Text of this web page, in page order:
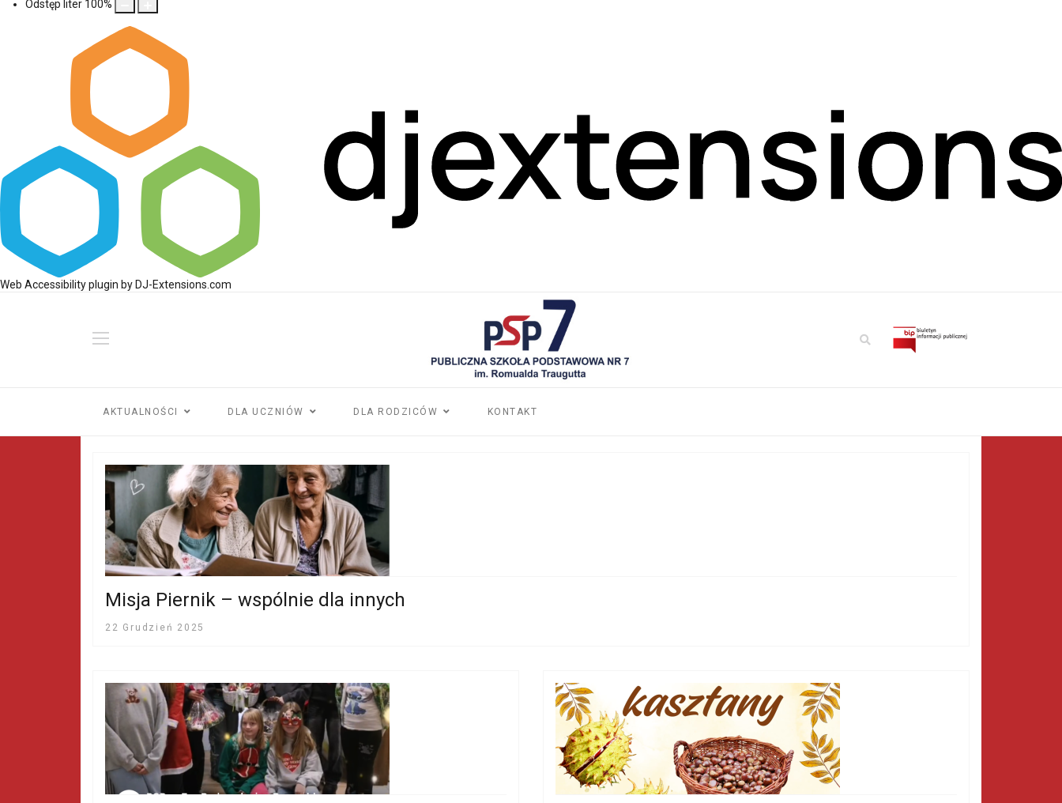
Odstęp liter 100%
Web Accessibility plugin by DJ-Extensions.com
AKTUALNOŚCI DLA UCZNIÓW DLA RODZICÓW KONTAKT
Misja Piernik – wspólnie dla innych
22 Grudzień 2025